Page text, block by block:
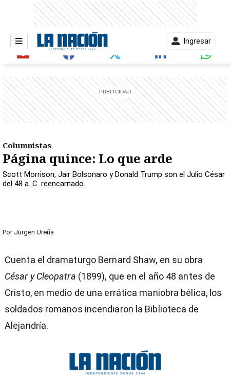
Ingresar
Columnistas
Página quince: Lo que arde
Scott Morrison, Jair Bolsonaro y Donald Trump son el Julio César
del 48 a. C. reencarnado.
Por Jurgen Ureña
Cuenta el dramaturgo Bernard Shaw, en su obra
César y Cleopatra (1899), que en el año 48 antes de
Cristo, en medio de una errática maniobra bélica, los
soldados romanos incendiaron la Biblioteca de
Alejandría.